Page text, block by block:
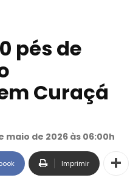
pés de
Curaçá
maio de 2026 às 06:00h
Imprimir